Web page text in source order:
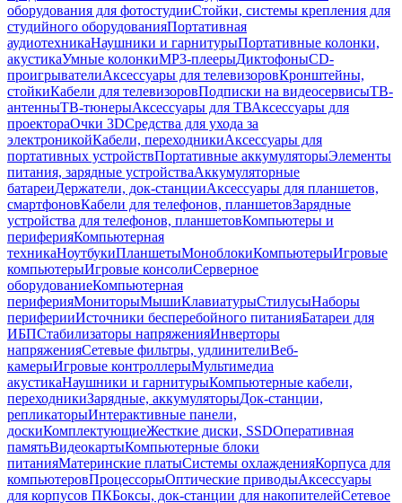
оборудования для фотостудииСтойки, системы крепления для
студийного оборудованияПортативная
аудиотехникаНаушники и гарнитурыПортативные колонки,
акустикаУмные колонкиMP3-плеерыДиктофоныCD-
проигрывателиАксессуары для телевизоровКронштейны,
стойкиКабели для телевизоровПодписки на видеосервисыТВ-
антенныТВ-тюнерыАксессуары для ТВАксессуары для
проектораОчки 3DСредства для ухода за
электроникойКабели, переходникиАксессуары для
портативных устройствПортативные аккумуляторыЭлементы
питания, зарядные устройстваАккумуляторные
батареиДержатели, док-станцииАксессуары для планшетов,
смартфоновКабели для телефонов, планшетовЗарядные
устройства для телефонов, планшетовКомпьютеры и
периферияКомпьютерная
техникаНоутбукиПланшетыМоноблокиКомпьютерыИгровые
компьютерыИгровые консолиСерверное
оборудованиеКомпьютерная
периферияМониторыМышиКлавиатурыСтилусыНаборы
периферииИсточники бесперебойного питанияБатареи для
ИБПСтабилизаторы напряженияИнверторы
напряженияСетевые фильтры, удлинителиВеб-
камерыИгровые контроллерыМультимедиа
акустикаНаушники и гарнитурыКомпьютерные кабели,
переходникиЗарядные, аккумуляторыДок-станции,
репликаторыИнтерактивные панели,
доскиКомплектующиеЖесткие диски, SSDОперативная
памятьВидеокартыКомпьютерные блоки
питанияМатеринские платыСистемы охлажденияКорпуса для
компьютеровПроцессорыОптические приводыАксессуары
для корпусов ПКБоксы, док-станции для накопителейСетевое